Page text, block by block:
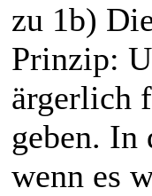
zu 1b)
Prinzip:
ärgerlich
geben. In
wenn es